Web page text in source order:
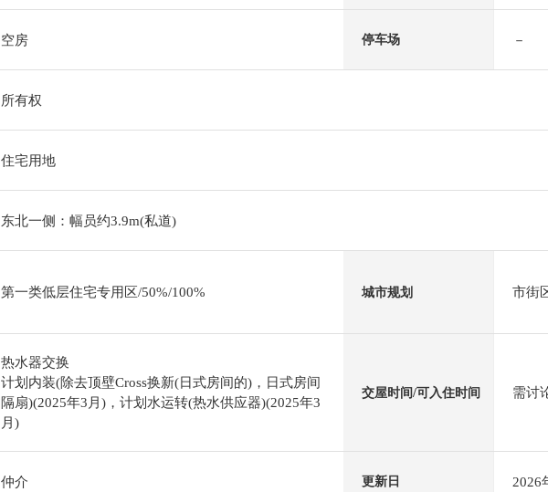
空房 停车场 －
所有权
住宅用地
东北一侧：幅员约3.9m(私道)
第一类低层住宅专用区/50%/100% 城市规划 市街
热水器交换
计划内装(除去顶壁Cross换新(日式房间的)，日式房间
隔扇)(2025年3月)，计划水运转(热水供应器)(2025年3
月)
交屋时间/可入住时间 需讨
仲介 更新日 2026